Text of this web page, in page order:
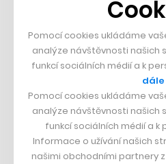
Boční projekt, co se zvrtnul
Francouzský šéfkuchař na
Dva golfisti, co pečou
DESIGN
Bomma není tichá
Originální hodinky
Pomocí cookies ukládáme
analýze návštěvnosti našich
funkcí sociálních médií a k
dále
Pomocí cookies ukládáme
analýze návštěvnosti našich
funkcí sociálních médií a k
Informace o užívání našich
našimi obchodními partnery